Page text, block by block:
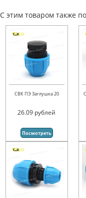
С этим товаром также
СВК ПЭ Заглушка 20
26.09 рублей
Посмотреть